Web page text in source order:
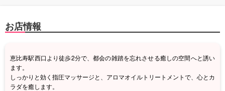
お店情報
恵比寿駅西口より徒歩2分で、都会の雑踏を忘れさせる癒しの空間へと誘い
ます。
しっかりと効く指圧マッサージと、アロマオイルトリートメントで、心とカ
ラダを癒します。